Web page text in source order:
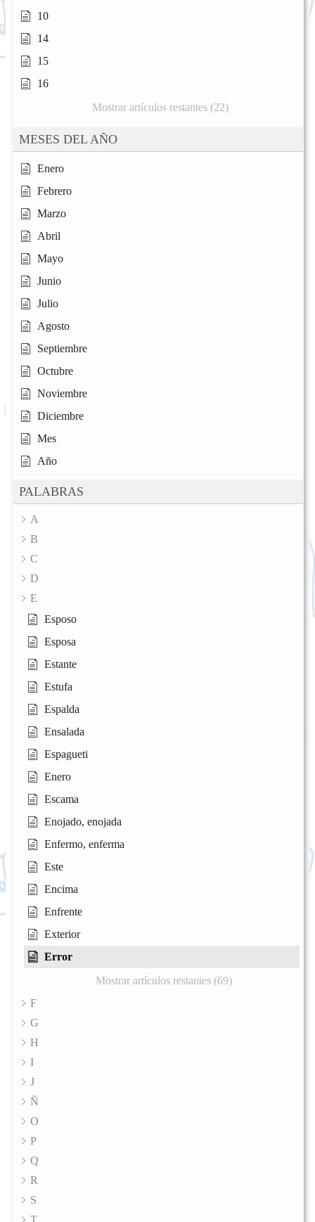
10
14
15
16
Mostrar artículos restantes (22)
MESES DEL AÑO
Enero
Febrero
Marzo
Abril
Mayo
Junio
Julio
Agosto
Septiembre
Octubre
Noviembre
Diciembre
Mes
Año
PALABRAS
A
B
C
D
E
Esposo
Esposa
Estante
Estufa
Espalda
Ensalada
Espagueti
Enero
Escama
Enojado, enojada
Enfermo, enferma
Este
Encima
Enfrente
Exterior
Error
Mostrar artículos restantes (69)
F
G
H
I
J
Ñ
O
P
Q
R
S
T